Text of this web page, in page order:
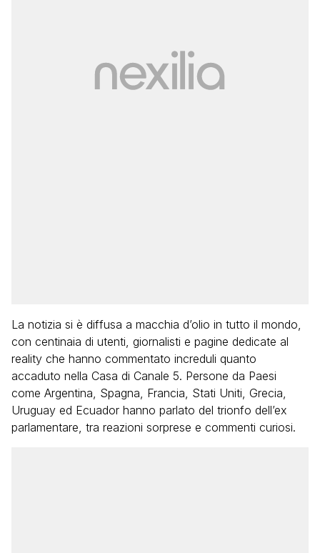
La notizia si è diffusa a macchia d’olio in tutto il mondo,
con centinaia di utenti, giornalisti e pagine dedicate al
reality che hanno commentato increduli quanto
accaduto nella Casa di Canale 5. Persone da Paesi
come Argentina, Spagna, Francia, Stati Uniti, Grecia,
Uruguay ed Ecuador hanno parlato del trionfo dell’ex
parlamentare, tra reazioni sorprese e commenti curiosi.